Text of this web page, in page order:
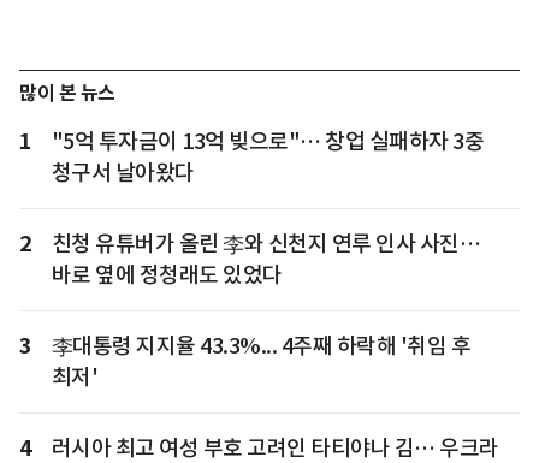
많이 본 뉴스
1
"5억 투자금이 13억 빚으로"… 창업 실패하자 3중
청구서 날아왔다
2
친청 유튜버가 올린 李와 신천지 연루 인사 사진…
바로 옆에 정청래도 있었다
3
李대통령 지지율 43.3%... 4주째 하락해 '취임 후
최저'
4
러시아 최고 여성 부호 고려인 타티야나 김… 우크라